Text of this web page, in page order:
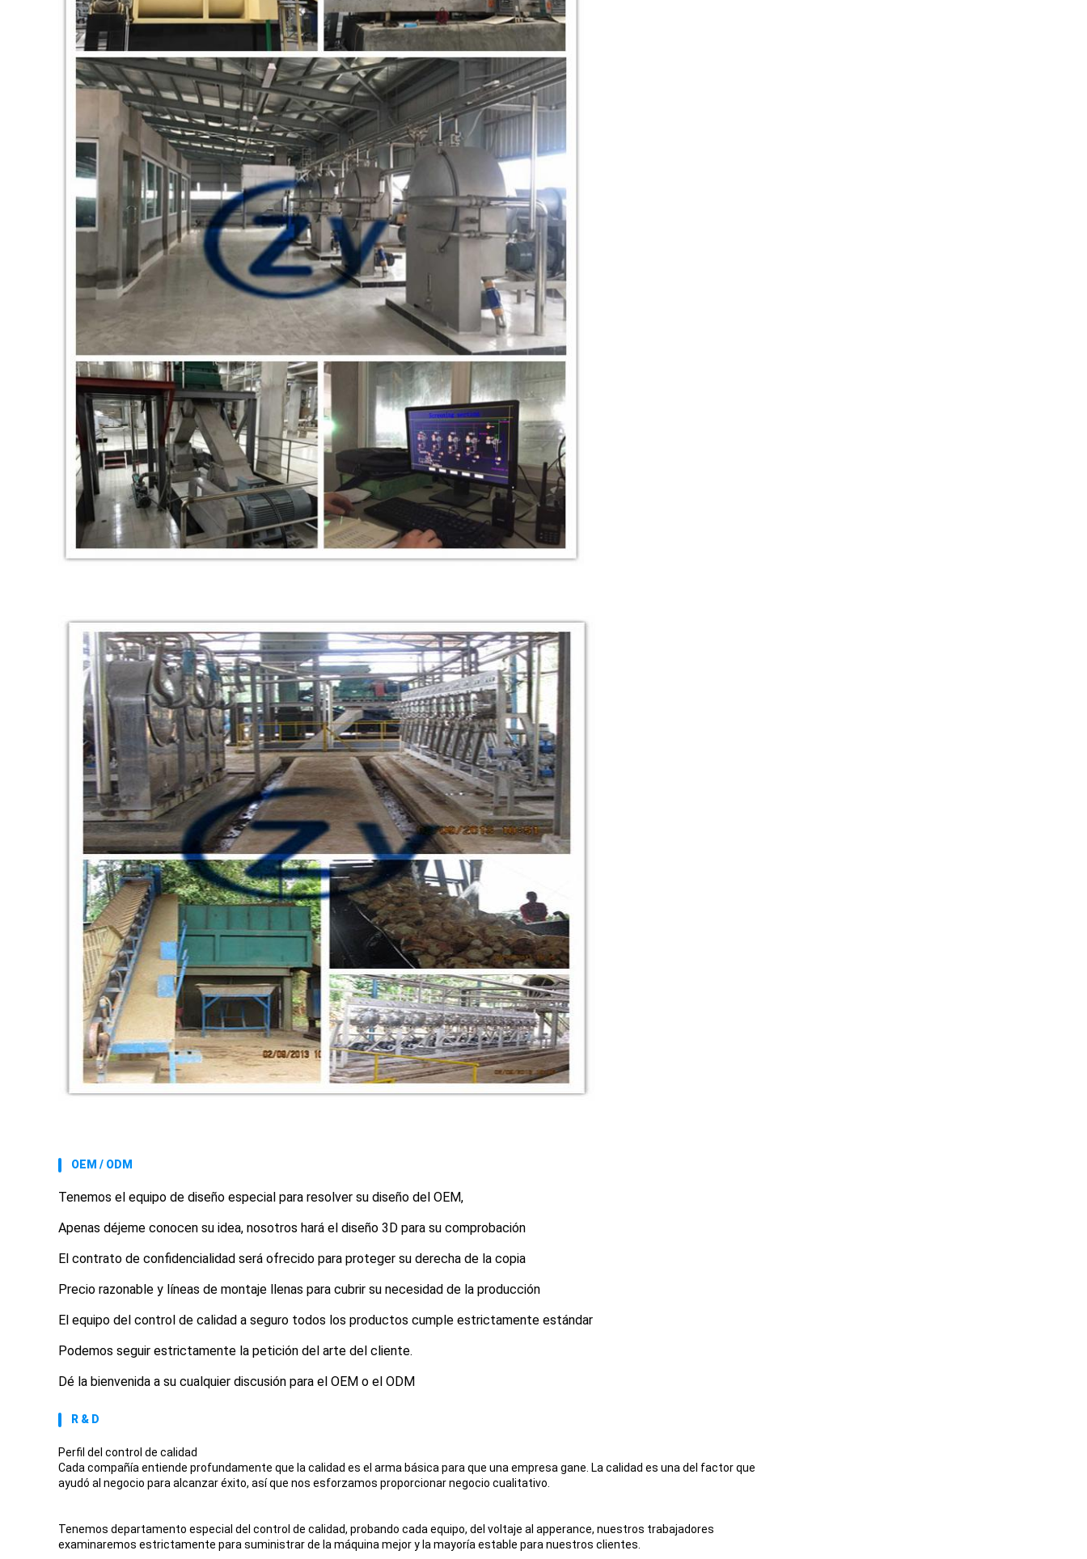
OEM / ODM
Tenemos el equipo de diseño especial para resolver su diseño del OEM,
Apenas déjeme conocen su idea, nosotros hará el diseño 3D para su comprobación
El contrato de confidencialidad será ofrecido para proteger su derecha de la copia
Precio razonable y líneas de montaje llenas para cubrir su necesidad de la producción
El equipo del control de calidad a seguro todos los productos cumple estrictamente estándar
Podemos seguir estrictamente la petición del arte del cliente.
Dé la bienvenida a su cualquier discusión para el OEM o el ODM
R & D
Perfil del control de calidad
Cada compañía entiende profundamente que la calidad es el arma básica para que una empresa gane. La calidad es una del factor que
ayudó al negocio para alcanzar éxito, así que nos esforzamos proporcionar negocio cualitativo.
Tenemos departamento especial del control de calidad, probando cada equipo, del voltaje al apperance, nuestros trabajadores
examinaremos estrictamente para suministrar de la máquina mejor y la mayoría estable para nuestros clientes.